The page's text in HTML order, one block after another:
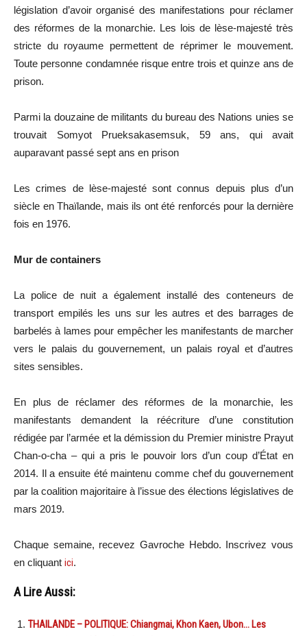
législation d’avoir organisé des manifestations pour réclamer
des réformes de la monarchie. Les lois de lèse-majesté très
stricte du royaume permettent de réprimer le mouvement.
Toute personne condamnée risque entre trois et quinze ans de
prison.
Parmi la douzaine de militants du bureau des Nations unies se
trouvait Somyot Prueksakasemsuk, 59 ans, qui avait
auparavant passé sept ans en prison
Les crimes de lèse-majesté sont connus depuis plus d’un
siècle en Thaïlande, mais ils ont été renforcés pour la dernière
fois en 1976.
Mur de containers
La police de nuit a également installé des conteneurs de
transport empilés les uns sur les autres et des barrages de
barbelés à lames pour empêcher les manifestants de marcher
vers le palais du gouvernement, un palais royal et d’autres
sites sensibles.
En plus de réclamer des réformes de la monarchie, les
manifestants demandent la réécriture d’une constitution
rédigée par l’armée et la démission du Premier ministre Prayut
Chan-o-cha – qui a pris le pouvoir lors d’un coup d’État en
2014. Il a ensuite été maintenu comme chef du gouvernement
par la coalition majoritaire à l’issue des élections législatives de
mars 2019.
Chaque semaine, recevez Gavroche Hebdo. Inscrivez vous
en cliquant ici.
A Lire Aussi:
THAILANDE – POLITIQUE: Chiangmai, Khon Kaen, Ubon… Les